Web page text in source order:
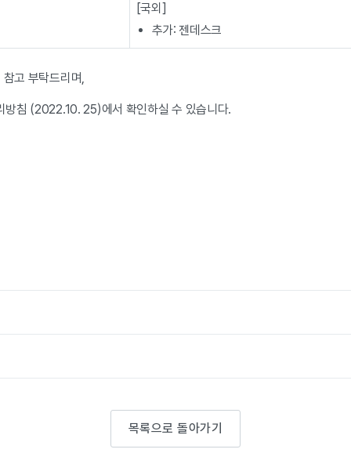
[국외]
추가: 젠데스크
고 부탁드리며,
방침 (2022.10. 25)에서 확인하실 수 있습니다.
목록으로 돌아가기